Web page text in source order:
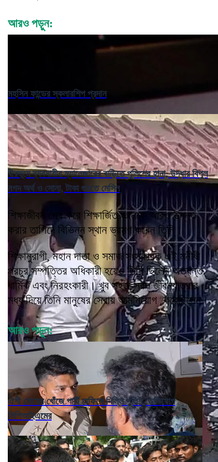
আরও পড়ুন:
মহসিন ফান্ডের স্কলারশিপ প্রদান
বীরভূমে ব্যবসায়ীর ম্যানেজারের বাড়িতে পুলিশের হানা, উদ্ধার বিপুল
নগদ অর্থ ও সোনা, টাকা গুনতে মেসিন
শিক্ষাজীবন শেষ করে শিক্ষার্জিত জ্ঞানকে আরও উন্নত
করার তাগিদে বিভিন্ন স্থান ভ্রমণ করেন তিনি।
শিক্ষানুরাগী, মহান দাতা ও সমাজ সংস্কারক এই মনীষী
প্রচুর সম্পত্তির অধিকারী হয়েও তিনি ছিলেন অত্যন্ত
ধার্মিক এবং নিরহংকারী। খুব সহজ-সরল জীবনযাত্রার
মধ্য দিয়ে তিনি মানুষের সেবায় আত্মনিয়োগ করেছিলেন।
আরও পড়ুন:
ঐশী ঘোষের খোঁজে পার্টি অফিসে দিল্লি পুলিশ, অভিযোগ
সিপিআইএমের